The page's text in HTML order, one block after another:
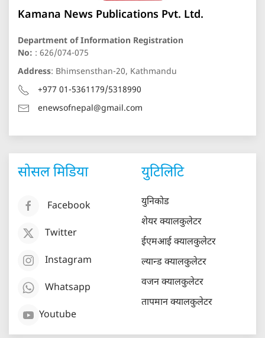
Kamana News Publications Pvt. Ltd.
Department of Information Registration
No: : 626/074-075
Address: Bhimsensthan-20, Kathmandu
+977 01-5361179/5318990
enewsofnepal@gmail.com
सोसल मिडिया
Facebook
Twitter
Instagram
Whatsapp
Youtube
युटिलिटि
युनिकोड
शेयर क्यालकुलेटर
ईएमआई क्यालकुलेटर
ल्यान्ड क्यालकुलेटर
वजन क्यालकुलेटर
तापमान क्यालकुलेटर